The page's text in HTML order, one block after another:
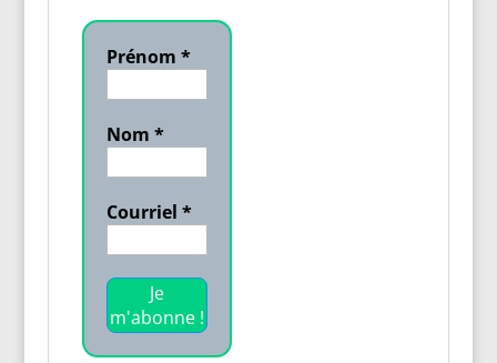
Prénom *
Nom *
Courriel *